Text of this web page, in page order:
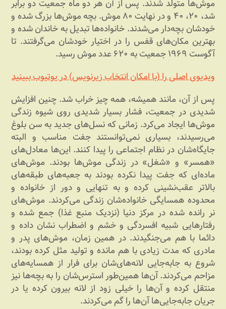
موش‌ها متولد شدند. پس از آن هر دو ماه جمعیت دو برابر
شد، ۲۰، ۴۰ و در نهایت ۸۰ موش. بچه موش‌ها بزرگ شده و
خودشان بچه‌دار می‌شدند. خانواده‌ها تبدیل به خاندان شده و
بهترین مکان‌های قفس را در اختیار خودشان می‌گرفتند. تا
آگوست ۱۹۶۹ جمعیت به ۶۲۰ عدد موش رسید.
ویدیوی اصلی را (با امکان انتخاب زیرنویس) در یوتیوب ببینید
پس از آن، مانند همیشه، همه چیز خراب شد. چنین افزایش
شدیدی در جمعیت، فشار بسیار شدیدی روی شیوه زندگی
موش‌ها ایجاد می‌کرد. زمانی که نسل‌های جدید به سن بلوغ
می‌رسیدند، بسیاری نمی‌توانستند جفت مناسب و البته
جایگاه‌شان در نظام اجتماعی را پیدا کنند. این‌ها معادل‌های
«همسر» و «شغل» در زندگی موش‌ها بودند. موش‌های
ماده‌ای که جفت پیدا نکرده بودند به جعبه‌های طبقه‌های
بالاتر عقب‌نشینی کرده و به تنهایی و دور از خانواده و
محدوده همسایگی خانواده‌شان زندگی می‌کردند. موش‌های
نر رانده شده در مرکز دنیا (نزدیک منبع غذا) جمع شده و
رفتارهایی شبیه افسردگی و خشم و اضطراب نشان داده و
دائما با هم می‌جنگیدند. در همین زمان، موش‌های پدر و
مادری که مدت زیادی با هم مانده و تولید مثل کرده بودند،
شروع به جابه‌جایی لانه‌های‌شان برای فرار از همسایه‌های
مزاحم می‌کردند. آن‌ها همین‌طور استرس‌شان را به بچه‌ها نیز
منتقل کرده و آن‌ها را خیلی زود از لانه بیرون کرده یا در
جریان جابه‌جایی‌ها آن‌ها را گم می‌کردند.